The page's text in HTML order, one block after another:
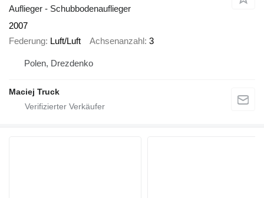
Auflieger - Schubbodenauflieger
2007
Federung Luft/Luft Achsenanzahl 3
Polen, Drezdenko
Maciej Truck